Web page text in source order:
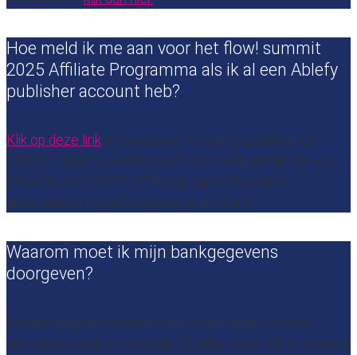
Hoe meld ik me aan voor het flow! summit
2025 Affiliate Programma als ik al een Ablefy
publisher account heb?
Klik op deze link en selecteer ‘Already a publisher on
Ablefy? Log in en word my affiliate >> blauwe knop. Het
‘Flow! Summit 2025’ affiliate programma wordt
automatisch toegevoegd aan je account.
Waarom moet ik mijn bankgegevens
doorgeven?
De bankgegevens worden alleen gevraagd voor het
uitbetalen van je commissie. Er zal je nooit iets in rekening